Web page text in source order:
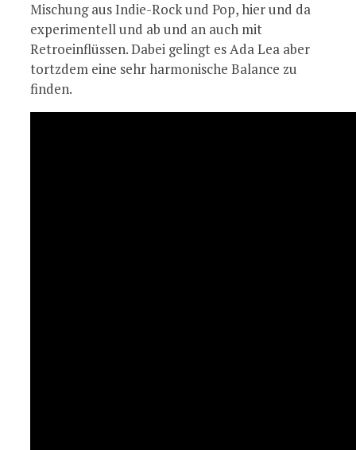
Mischung aus Indie-Rock und Pop, hier und da
experimentell und ab und an auch mit
Retroeinflüssen. Dabei gelingt es Ada Lea aber
tortzdem eine sehr harmonische Balance zu
finden.